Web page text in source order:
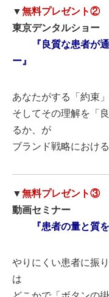
▼無料プレゼント②
東京デンタルショー
『良質な患者が
ー』
あなたがする「約束
そしてその理解を「
るか、が
ブランド戦略におけ
▼無料プレゼント③
動画セミナー
『患者の量と質
やりにくい患者に振
は